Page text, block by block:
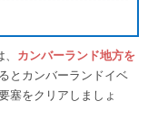
カンバーランド地方を
とカンバーランドイベ
塞をクリアしましょ